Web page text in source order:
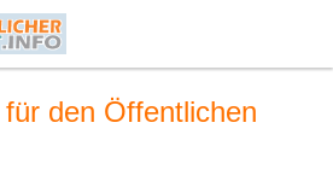
den Öffentlichen